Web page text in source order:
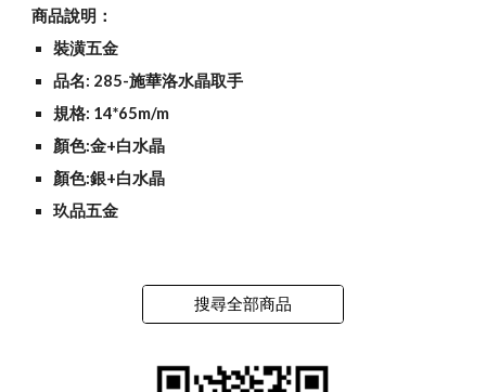
商品說明：
裝潢五金
品名: 285-施華洛水晶取手
規格: 14*65m/m
顏色:金+白水晶
顏色:銀+白水晶
玖品五金
搜尋全部商品